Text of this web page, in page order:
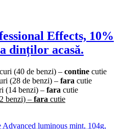
Effects, 10%
dinților acasă.
(40 de benzi) – contine cutie
(28 de benzi) – fara cutie
(14 benzi) – fara cutie
benzi) – fara cutie